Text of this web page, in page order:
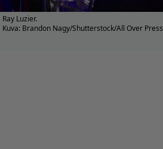
Ray Luzier.
Kuva: Brandon Nagy/Shutterstock/All Over Press